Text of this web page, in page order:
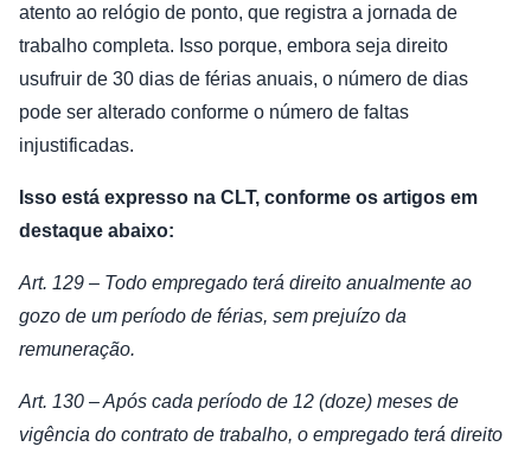
atento ao relógio de ponto, que registra a jornada de
trabalho completa. Isso porque, embora seja direito
usufruir de 30 dias de férias anuais, o número de dias
pode ser alterado conforme o número de faltas
injustificadas.
Isso está expresso na CLT, conforme os artigos em
destaque abaixo:
Art. 129 – Todo empregado terá direito anualmente ao
gozo de um período de férias, sem prejuízo da
remuneração.
Art. 130 – Após cada período de 12 (doze) meses de
vigência do contrato de trabalho, o empregado terá direito